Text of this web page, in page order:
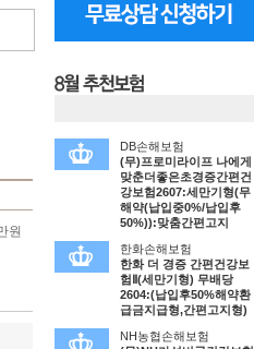
원
DB손해보험
(무)프로미라이프 나에게
맞춘더좋은초경증간편건
강보험2607:세만기형(무
해약(납입중0%/납입후
50%)):맞춤간편고지
한화손해보험
한화 더 경증 간편건강보
험Ⅱ(세만기형) 무배당
2604:(납입후50%해약환
급금지급형,간편고지형)
NH농협손해보험